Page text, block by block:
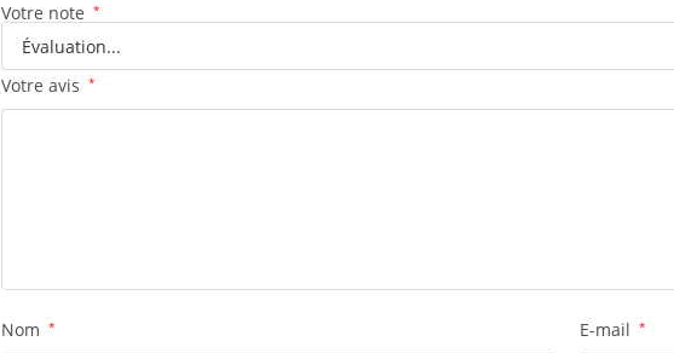
Votre note *
Votre avis *
Nom * E-mail *